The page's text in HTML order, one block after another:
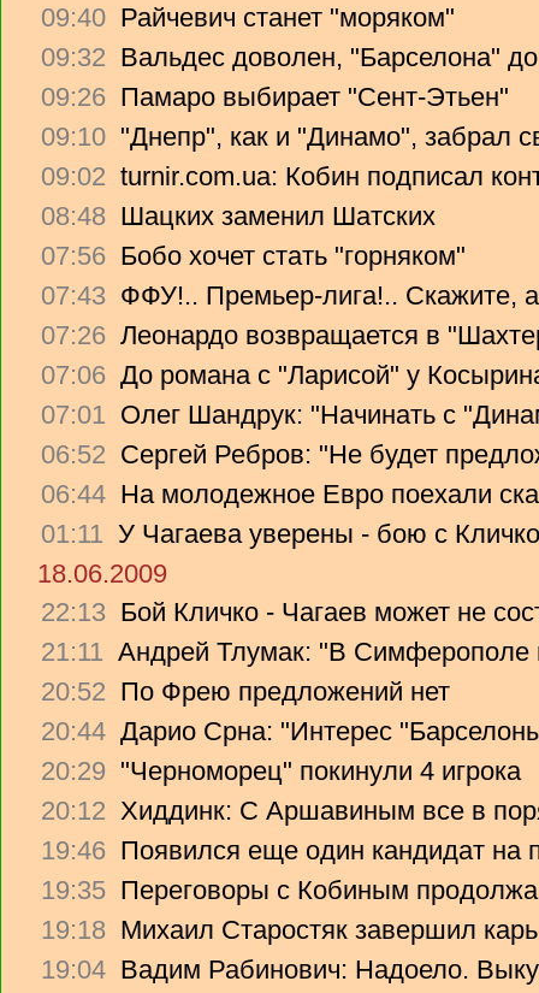
09:40 Райчевич станет "моряком"
09:32 Вальдес доволен, "Барселона"
09:26 Памаро выбирает "Сент-Этьен"
09:10 "Днепр", как и "Динамо", забрал
09:02 turnir.com.ua: Кобин подписал
08:48 Шацких заменил Шатских
07:56 Бобо хочет стать "горняком"
07:43 ФФУ!.. Премьер-лига!.. Скажите,
07:26 Леонардо возвращается в
07:06 До романа с "Ларисой" у
07:01 Олег Шандрук: "Начинать с
06:52 Сергей Ребров: "Не будет
06:44 На молодежное Евро поехали
01:11 У Чагаева уверены - бою с
18.06.2009
22:13 Бой Кличко - Чагаев может не
21:11 Андрей Тлумак: "В Симферополе
20:52 По Фрею предложений нет
20:44 Дарио Срна: "Интерес
20:29 "Черноморец" покинули 4 игрока
20:12 Хиддинк: С Аршавиным все в
19:46 Появился еще один кандидат на
19:35 Переговоры с Кобиным
19:18 Михаил Старостяк завершил
19:04 Вадим Рабинович: Надоело.